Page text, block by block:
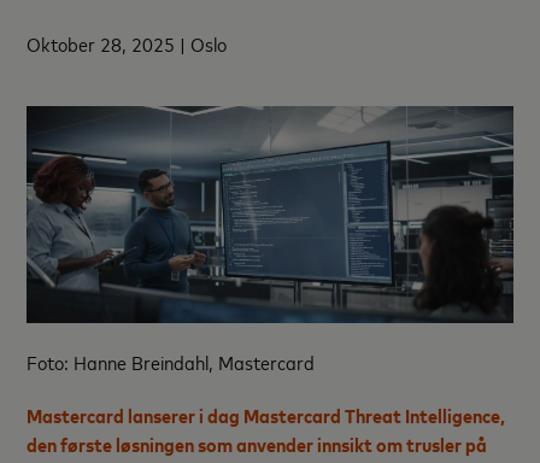
Oktober 28, 2025 | Oslo
Foto: Hanne Breindahl, Mastercard
Mastercard lanserer i dag Mastercard Threat Intelligence,
den første løsningen som anvender innsikt om trusler på